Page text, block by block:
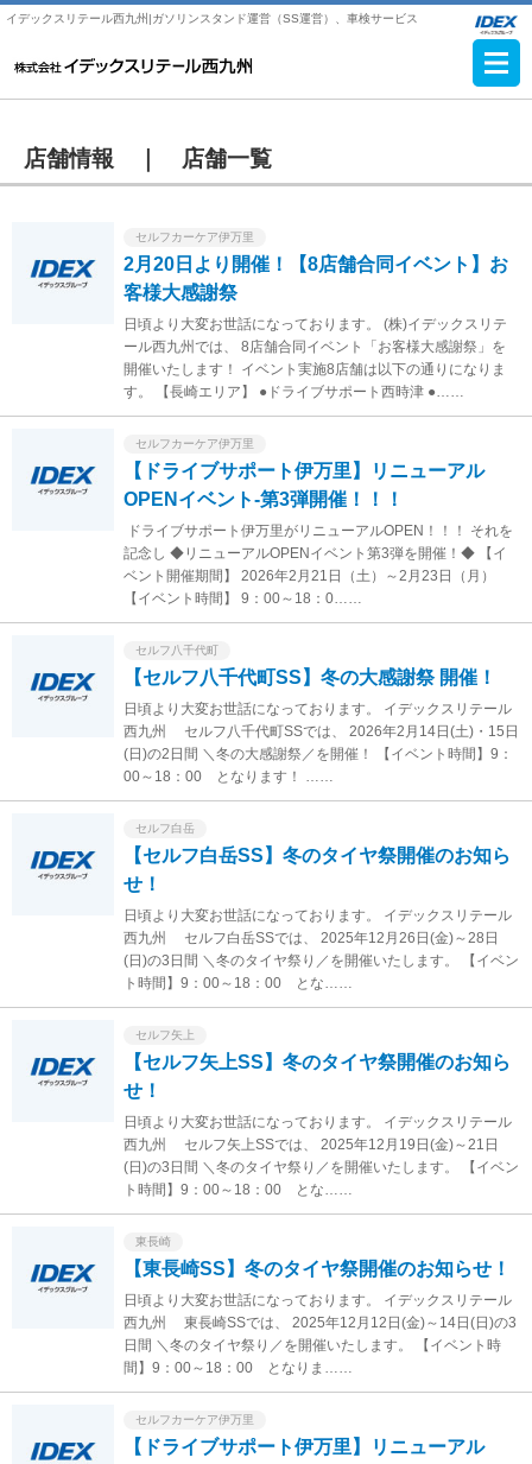
イデックスリテール西九州|ガソリンスタンド運営（SS運営）、車検サービス
店舗情報 ｜ 店舗一覧
セルフカーケア伊万里
2月20日より開催！【8店舗合同イベント】お
客様大感謝祭
日頃より大変お世話になっております。 (株)イデックスリテ
ール西九州では、 8店舗合同イベント「お客様大感謝祭」を
開催いたします！ イベント実施8店舗は以下の通りになりま
す。 【長崎エリア】 ●ドライブサポート西時津 ●……
セルフカーケア伊万里
【ドライブサポート伊万里】リニューアル
OPENイベント‐第3弾開催！！！
ドライブサポート伊万里がリニューアルOPEN！！！ それを
記念し ◆リニューアルOPENイベント第3弾を開催！◆ 【イ
ベント開催期間】 2026年2月21日（土）～2月23日（月）
【イベント時間】 9：00～18：0……
セルフ八千代町
【セルフ八千代町SS】冬の大感謝祭 開催！
日頃より大変お世話になっております。 イデックスリテール
西九州 セルフ八千代町SSでは、 2026年2月14日(土)・15日
(日)の2日間 ＼冬の大感謝祭／を開催！ 【イベント時間】9：
00～18：00 となります！ ……
セルフ白岳
【セルフ白岳SS】冬のタイヤ祭開催のお知ら
せ！
日頃より大変お世話になっております。 イデックスリテール
西九州 セルフ白岳SSでは、 2025年12月26日(金)～28日
(日)の3日間 ＼冬のタイヤ祭り／を開催いたします。 【イベン
ト時間】9：00～18：00 とな……
セルフ矢上
【セルフ矢上SS】冬のタイヤ祭開催のお知ら
せ！
日頃より大変お世話になっております。 イデックスリテール
西九州 セルフ矢上SSでは、 2025年12月19日(金)～21日
(日)の3日間 ＼冬のタイヤ祭り／を開催いたします。 【イベン
ト時間】9：00～18：00 とな……
東長崎
【東長崎SS】冬のタイヤ祭開催のお知らせ！
日頃より大変お世話になっております。 イデックスリテール
西九州 東長崎SSでは、 2025年12月12日(金)～14日(日)の3
日間 ＼冬のタイヤ祭り／を開催いたします。 【イベント時
間】9：00～18：00 となりま……
セルフカーケア伊万里
【ドライブサポート伊万里】リニューアル